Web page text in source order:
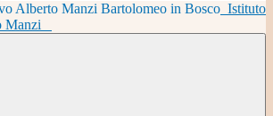
Istituto
Manzi